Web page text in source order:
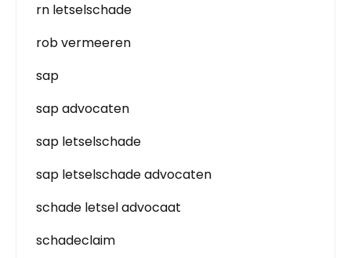
rn letselschade
rob vermeeren
sap
sap advocaten
sap letselschade
sap letselschade advocaten
schade letsel advocaat
schadeclaim